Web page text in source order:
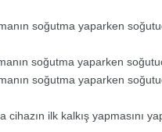
soğutma yaparken
soğutma yaparken
soğutma yaparken
cihazın ilk kalkış yapmasını